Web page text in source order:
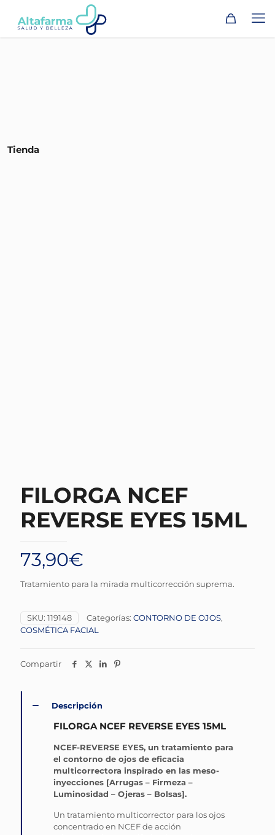
Tienda
FILORGA NCEF
REVERSE EYES 15ML
73,90€
Tratamiento para la mirada multicorrección suprema.
SKU: 119148 Categorías: CONTORNO DE OJOS,
COSMÉTICA FACIAL
Compartir
Descripción
FILORGA NCEF REVERSE EYES 15ML
NCEF-REVERSE EYES, un tratamiento para
el contorno de ojos de eficacia
multicorrectora inspirado en las meso-
inyecciones [Arrugas – Firmeza –
Luminosidad – Ojeras – Bolsas].
Un tratamiento multicorrector para los ojos
concentrado en NCEF de acción